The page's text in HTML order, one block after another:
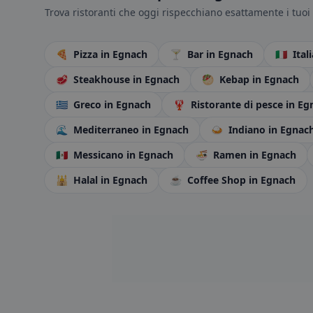
Trova ristoranti che oggi rispecchiano esattamente i
🍕 Pizza in Egnach 🍸 Bar in Egnach 🇮🇹
🥩 Steakhouse in Egnach 🥙 Kebap in Egnach
🇬🇷 Greco in Egnach 🦞 Ristorante di pesce in
🌊
Mediterraneo in Egnach 🍛 Indiano in
🇲🇽 Messicano in Egnach 🍜 Ramen in Egnach
🕌 Halal in Egnach ☕ Coffee Shop in Egnach